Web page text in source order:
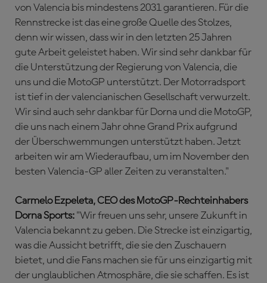
von Valencia bis mindestens 2031 garantieren. Für die
Rennstrecke ist das eine große Quelle des Stolzes,
denn wir wissen, dass wir in den letzten 25 Jahren
gute Arbeit geleistet haben. Wir sind sehr dankbar für
die Unterstützung der Regierung von Valencia, die
uns und die MotoGP unterstützt. Der Motorradsport
ist tief in der valencianischen Gesellschaft verwurzelt.
Wir sind auch sehr dankbar für Dorna und die MotoGP,
die uns nach einem Jahr ohne Grand Prix aufgrund
der Überschwemmungen unterstützt haben. Jetzt
arbeiten wir am Wiederaufbau, um im November den
besten Valencia-GP aller Zeiten zu veranstalten."
Carmelo Ezpeleta, CEO des MotoGP-Rechteinhabers
Dorna Sports: "Wir freuen uns sehr, unsere Zukunft in
Valencia bekannt zu geben. Die Strecke ist einzigartig,
was die Aussicht betrifft, die sie den Zuschauern
bietet, und die Fans machen sie für uns einzigartig mit
der unglaublichen Atmosphäre, die sie schaffen. Es ist